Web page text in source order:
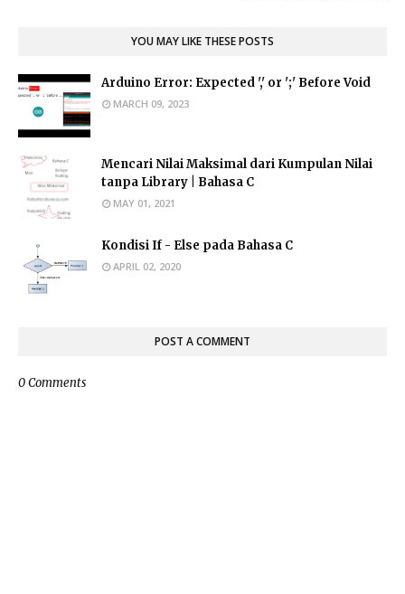
YOU MAY LIKE THESE POSTS
Arduino Error: Expected ',' or ';' Before Void
MARCH 09, 2023
Mencari Nilai Maksimal dari Kumpulan Nilai
tanpa Library | Bahasa C
MAY 01, 2021
Kondisi If - Else pada Bahasa C
APRIL 02, 2020
POST A COMMENT
0 Comments